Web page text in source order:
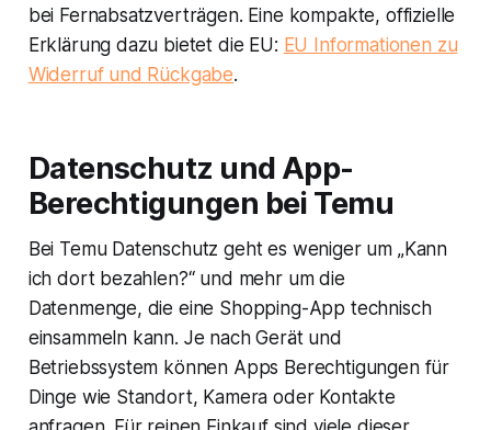
bei Fernabsatzverträgen. Eine kompakte, offizielle
Erklärung dazu bietet die EU: EU Informationen zu
Widerruf und Rückgabe.
Datenschutz und App-
Berechtigungen bei Temu
Bei Temu Datenschutz geht es weniger um „Kann
ich dort bezahlen?“ und mehr um die
Datenmenge, die eine Shopping-App technisch
einsammeln kann. Je nach Gerät und
Betriebssystem können Apps Berechtigungen für
Dinge wie Standort, Kamera oder Kontakte